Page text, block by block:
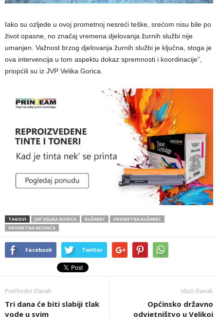
Iako su ozljede u ovoj prometnoj nesreći teške, srećom nisu bile po
život opasne, no značaj vremena djelovanja žurnih službi nije
umanjen. Važnost brzog djelovanja žurnih službi je ključna, stoga je
ova intervencija u tom aspektu dokaz spremnosti i koordinacije”,
priopćili su iz JVP Velika Gorica.
TAGOVI JVP VELIKA GORICA KUŠANEC
PROMETNA KUŠANEC
PROMETNA NESREĆA
Facebook Twitter
Prethodni članak
Tri dana će biti slabiji tlak
vode u svim
Idući članak
Općinsko državno
odvjetništvo u Velikoj